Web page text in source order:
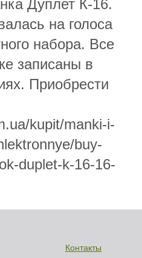
Дуплет К-16.
на голоса
набора. Все
записаны в
Приобрести
kupit/manki-i-
buy-
duplet-k-16-16-
Контакты